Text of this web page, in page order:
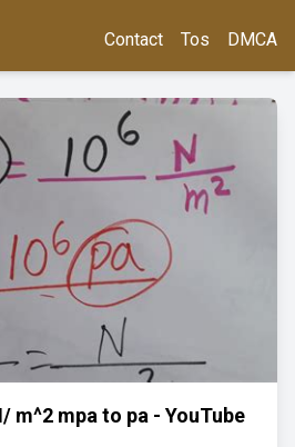
Contact Tos DMCA
m^2 mpa to pa - YouTube